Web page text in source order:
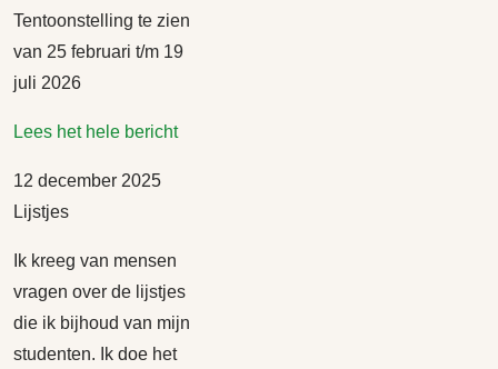
Tentoonstelling te zien
van 25 februari t/m 19
juli 2026
Lees het hele bericht
12 december 2025
Lijstjes
Ik kreeg van mensen
vragen over de lijstjes
die ik bijhoud van mijn
studenten. Ik doe het